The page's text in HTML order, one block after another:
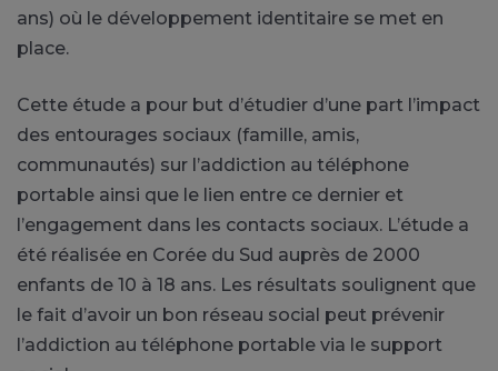
ans) où le développement identitaire se met en
place.
Cette étude a pour but d’étudier d’une part l’impact
des entourages sociaux (famille, amis,
communautés) sur l’addiction au téléphone
portable ainsi que le lien entre ce dernier et
l’engagement dans les contacts sociaux. L’étude a
été réalisée en Corée du Sud auprès de 2000
enfants de 10 à 18 ans. Les résultats soulignent que
le fait d’avoir un bon réseau social peut prévenir
l’addiction au téléphone portable via le support